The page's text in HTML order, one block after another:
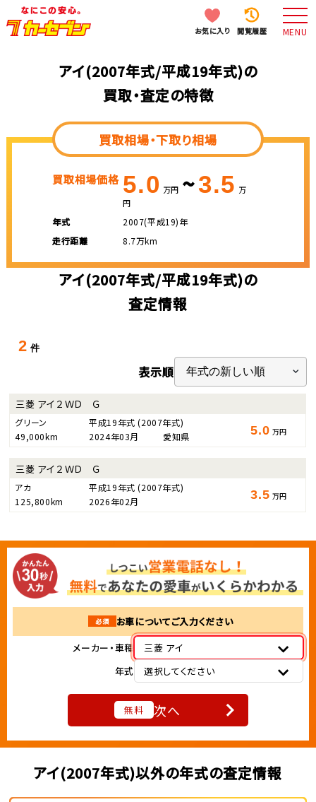
お気に入り 閲覧履歴 MENU
アイ(2007年式/平成19年式)の
買取・査定の特徴
買取相場・下取り相場
買取相場価格 5.0 万円 ~3.5 万
円
年式
2007(平成19)年
走行距離
8.7万km
アイ(2007年式/平成19年式)の
査定情報
2 件
表示順
三菱 アイ ２ＷＤ Ｇ
グリーン 平成19年式(2007年式)
49,000km
2024年03月 愛知県 5.0 万円
三菱 アイ ２ＷＤ Ｇ
アカ 平成19年式(2007年式)
125,800km
2026年02月 3.5 万円
必須
お車についてご入力ください
メーカー・車種
三菱 アイ
年式
選択してください
無料 次へ
アイ(2007年式)以外の年式の査定情報